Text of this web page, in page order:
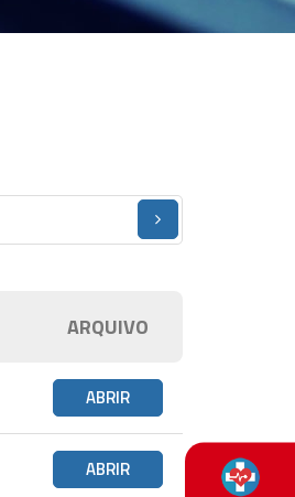
ARQUIVO
ABRIR
ABRIR